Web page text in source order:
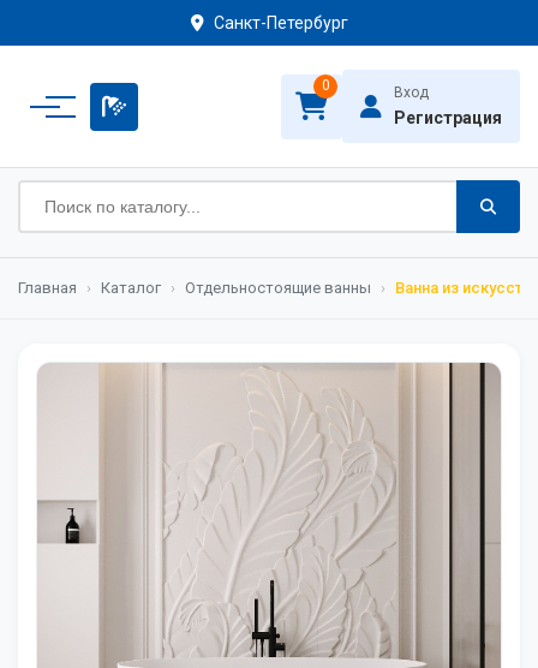
Санкт-Петербург
0 Вход
Регистрация
Главная › Каталог › Отдельностоящие ванны › Ванна из